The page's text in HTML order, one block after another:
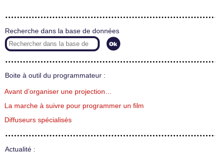
Recherche dans la base de données
Boite à outil du programmateur :
Avant d’organiser une projection…
La marche à suivre pour programmer un film
Diffuseurs spécialisés
Actualité :